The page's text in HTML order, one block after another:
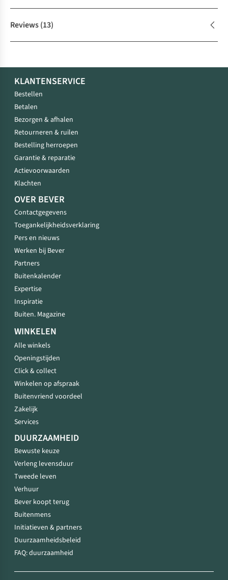
Reviews(13)
KLANTENSERVICE
Bestellen
Betalen
Bezorgen & afhalen
Retourneren & ruilen
Bestelling herroepen
Garantie & reparatie
Actievoorwaarden
Klachten
OVER BEVER
Contactgegevens
Toegankelijkheidsverklaring
Pers en nieuws
Werken bij Bever
Partners
Buitenkalender
Expertise
Inspiratie
Buiten. Magazine
WINKELEN
Alle winkels
Openingstijden
Click & collect
Winkelen op afspraak
Buitenvriend voordeel
Zakelijk
Services
DUURZAAMHEID
Bewuste keuze
Verleng levensduur
Tweede leven
Verhuur
Bever koopt terug
Buitenmens
Initiatieven & partners
Duurzaamheidsbeleid
FAQ: duurzaamheid